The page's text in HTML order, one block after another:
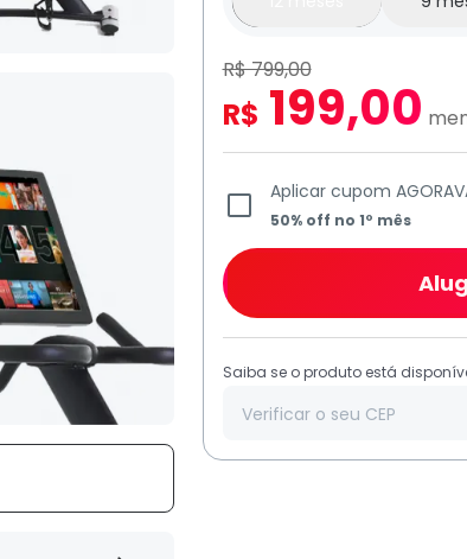
R$ 799,00
R$ 199,00
Aplicar cupom
50% off no 1º mês
Saiba se o produto está